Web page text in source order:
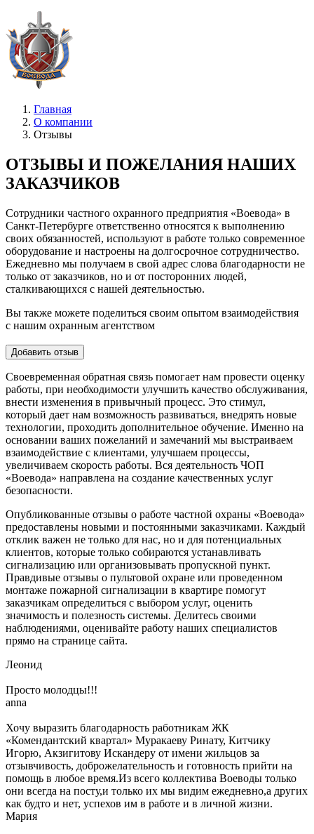
Главная
О компании
Отзывы
ОТЗЫВЫ И ПОЖЕЛАНИЯ НАШИХ
ЗАКАЗЧИКОВ
Сотрудники частного охранного предприятия «Воевода» в
Санкт-Петербурге ответственно относятся к выполнению
своих обязанностей, используют в работе только современное
оборудование и настроены на долгосрочное сотрудничество.
Ежедневно мы получаем в свой адрес слова благодарности не
только от заказчиков, но и от посторонних людей,
сталкивающихся с нашей деятельностью.
Вы также можете поделиться своим опытом взаимодействия
с нашим охранным агентством
Добавить отзыв
Своевременная обратная связь помогает нам провести оценку
работы, при необходимости улучшить качество обслуживания,
внести изменения в привычный процесс. Это стимул,
который дает нам возможность развиваться, внедрять новые
технологии, проходить дополнительное обучение. Именно на
основании ваших пожеланий и замечаний мы выстраиваем
взаимодействие с клиентами, улучшаем процессы,
увеличиваем скорость работы. Вся деятельность ЧОП
«Воевода» направлена на создание качественных услуг
безопасности.
Опубликованные отзывы о работе частной охраны «Воевода»
предоставлены новыми и постоянными заказчиками. Каждый
отклик важен не только для нас, но и для потенциальных
клиентов, которые только собираются устанавливать
сигнализацию или организовывать пропускной пункт.
Правдивые отзывы о пультовой охране или проведенном
монтаже пожарной сигнализации в квартире помогут
заказчикам определиться с выбором услуг, оценить
значимость и полезность системы. Делитесь своими
наблюдениями, оценивайте работу наших специалистов
прямо на странице сайта.
Леонид
Просто молодцы!!!
anna
Хочу выразить благодарность работникам ЖК
«Комендантский квартал» Муракаеву Ринату, Китчику
Игорю, Акзигитову Искандеру от имени жильцов за
отзывчивость, доброжелательность и готовность прийти на
помощь в любое время.Из всего коллектива Воеводы только
они всегда на посту,и только их мы видим ежедневно,а других
как будто и нет, успехов им в работе и в личной жизни.
Мария